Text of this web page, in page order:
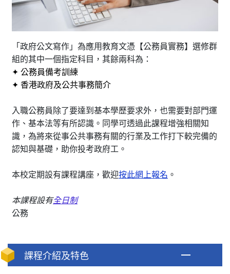
「政府公文寫作」為應用教育文憑【公務員實務】選修群
組的其中一個指定科目，其餘兩科為：
✦ 公務員備考訓練
✦ 香港政府及公共事務簡介
入職公務員除了要達到基本學歷要求外，也需要對部門運
作、基本法等有所認識。同學可透過此課程增強相關知
識，為將來從事公共事務有關的行業及工作打下較完備的
認知與基礎，助你投考政府工。
本校定期設有課程講座，歡迎按此網上報名 。
本課程設有全日制
公務
課程介紹及特色